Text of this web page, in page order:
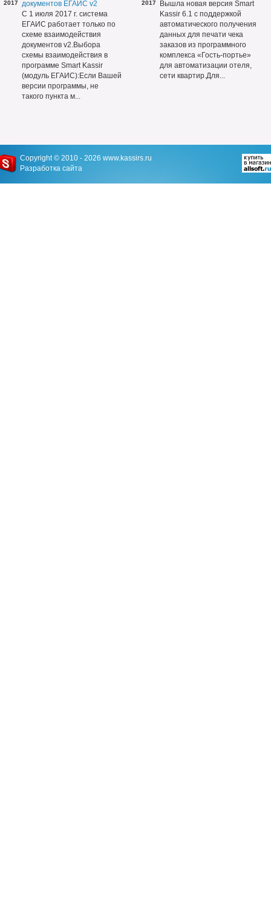
2017 документов ЕГАИС v2
С 1 июля 2017 г. система
ЕГАИС работает только по
схеме взаимодействия
документов v2.Выбора
схемы взаимодействия в
программе Smart Kassir
(модуль ЕГАИС):Если Вашей
версии программы, не
такого пункта м...
2017
Вышла новая версия Smart
Kassir 6.1 с поддержкой
автоматического получения
данных для печати чека
заказов из программного
комплекса «Гость-портье»
для автоматизации отеля,
сети квартир.Для...
Copyright © 2010 - 2026 www.kassirs.ru
Разработка сайта